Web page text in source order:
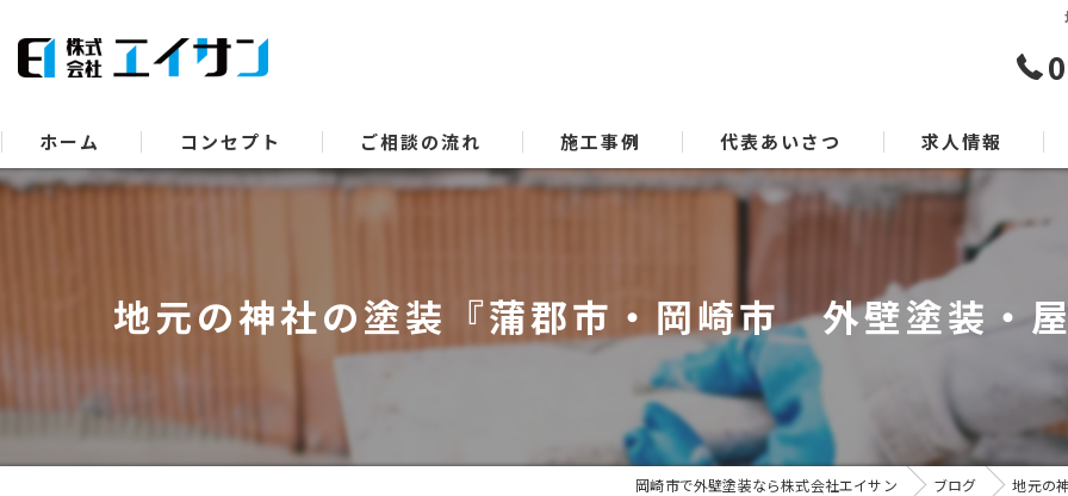
ホーム コンセプト ご相談の流れ 施工事例 代表あいさつ 求人情報
地元の神社の塗装『蒲郡市・岡崎市 外壁塗装・屋
岡崎市で外壁塗装なら株式会社エイサン ブログ 地元の